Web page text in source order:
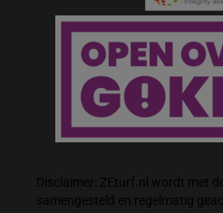
Disclaimer: ZEturf.nl wordt met
samengesteld en regelmatig